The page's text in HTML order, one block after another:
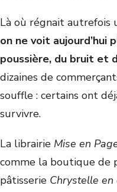
Là où régnait autrefois
on ne voit aujourd’hui
poussière, du bruit et
dizaines de
souffle : certains ont
survivre.
La librairie Mise en
comme la boutique de
pâtisserie Chrystelle en